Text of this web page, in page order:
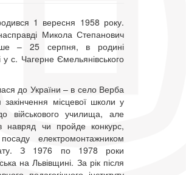
1 вересня 1958 року.
Микола Степанович
– 25 серпня, в родині
с. Чагерне Ємельянівського
до України – в село Верба
місцевої школи у
військового училища, але
навряд чи пройде конкурс,
електромонтажником
З 1976 по 1978 роки
на Львівщині. За рік після